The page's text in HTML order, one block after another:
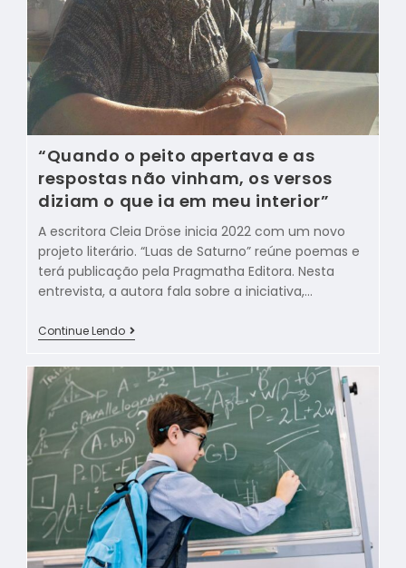
“Quando o peito apertava e as
respostas não vinham, os versos
diziam o que ia em meu interior”
A escritora Cleia Dröse inicia 2022 com um novo
projeto literário. “Luas de Saturno” reúne poemas e
terá publicação pela Pragmatha Editora. Nesta
entrevista, a autora fala sobre a iniciativa,…
Continue Lendo